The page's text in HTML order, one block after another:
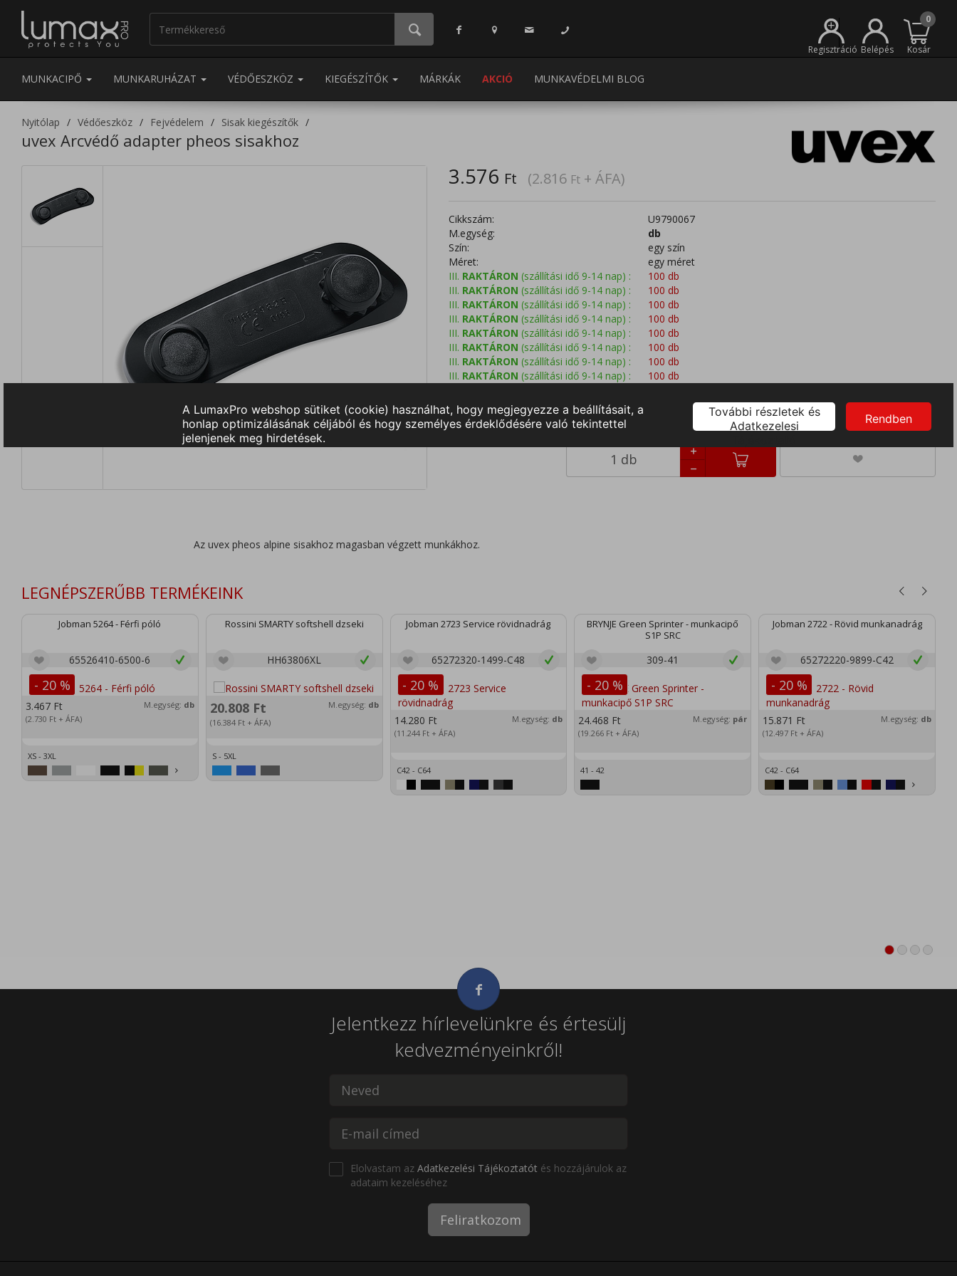
+
Regisztráció Belépés
0
Kosár
MUNKACIPŐ MUNKARUHÁZAT VÉDŐESZKÖZ KIEGÉSZÍTŐK MÁRKÁK AKCIÓ MUNKAVÉDELMI BLOG
Nyitólap Védőeszköz Fejvédelem Sisak kiegészítők
uvex Arcvédő adapter pheos sisakhoz
3.576 Ft (2.816 Ft + ÁFA)
Cikkszám:
U9790067
M.egység:
db
Szín:
egy szín
Méret:
egy méret
III. RAKTÁRON (szállítási idő 9-14 nap) :
100 db
III. RAKTÁRON (szállítási idő 9-14 nap) :
100 db
III. RAKTÁRON (szállítási idő 9-14 nap) :
100 db
III. RAKTÁRON (szállítási idő 9-14 nap) :
100 db
III. RAKTÁRON (szállítási idő 9-14 nap) :
100 db
III. RAKTÁRON (szállítási idő 9-14 nap) :
100 db
III. RAKTÁRON (szállítási idő 9-14 nap) :
100 db
III. RAKTÁRON (szállítási idő 9-14 nap) :
100 db
III. RAKTÁRON (szállítási idő 9-14 nap) :
Az uvex pheos alpine sisakhoz magasban végzett munkákhoz.
LEGNÉPSZERŰBB TERMÉKEINK
Jobman 5264 - Férfi póló
65526410-6500-6
- 20 %
3.467 Ft
(2.730 Ft + ÁFA)
M.egység: db
XS - 3XL
Rossini SMARTY softshell dzseki
HH63806XL
20.808 Ft
(16.384 Ft+ ÁFA)
M.egység: db
S - 5XL
Jobman 2723 Service rövidnadrág
65272320-1499-C48
- 20 %
14.280 Ft
(11.244 Ft+ ÁFA)
M.egység: db
C42 - C64
BRYNJE Green Sprinter - munkacipő
S1P SRC
309-41
- 20 %
24.468 Ft
(19.266 Ft + ÁFA)
M.egység: pár
41 - 42
Jobman 2722 - Rövid munkanadrág
65272220-9899-C42
- 20 %
15.871 Ft
(12.497 Ft + ÁFA)
M.egység: db
C42 - C64
Jelentkezz hírlevelünkre és értesülj
kedvezményeinkről!
Elolvastam az Adatkezelési Tájékoztatót és hozzájárulok az
adataim kezeléséhez
Feliratkozom